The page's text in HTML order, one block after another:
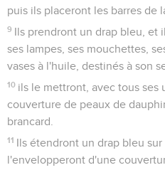
puis ils placeront les barres de
9 Ils prendront un drap bleu, et
ses lampes, ses mouchettes,
vases à l'huile, destinés à son
10 ils le mettront, avec tous ses
couverture de peaux de
brancard.
11 Ils étendront un drap bleu
l'envelopperont d'une